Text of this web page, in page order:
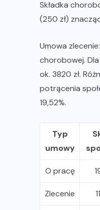
Składka
(250 zł)
Umowa
chorobowej.
ok. 3820 zł.
potrącenia
19,52%.
Typ
umowy
O pracę
Zlecenie